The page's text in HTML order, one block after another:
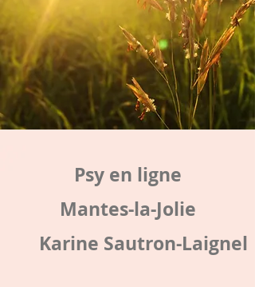
Psy en ligne
Mantes-la-Jolie
Karine Sautron-Laignel